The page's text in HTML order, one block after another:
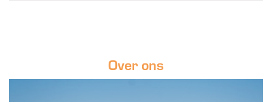
Over ons